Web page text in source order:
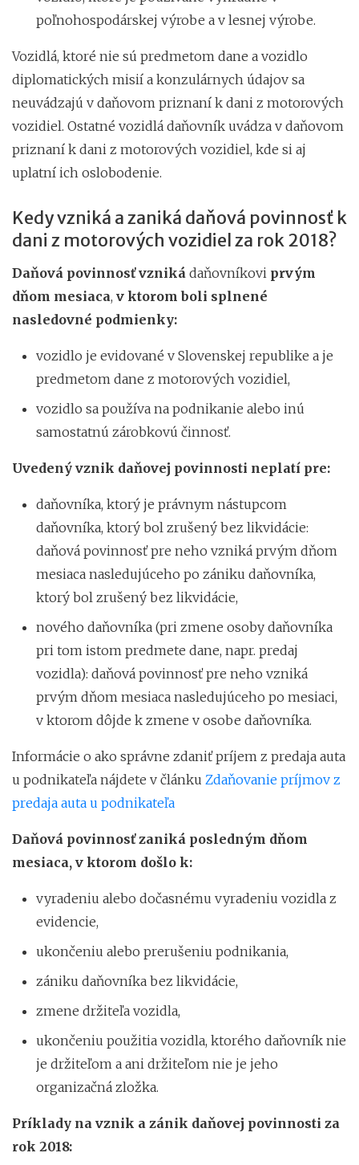
poľnohospodárskej výrobe a v lesnej výrobe.
Vozidlá, ktoré nie sú predmetom dane a vozidlo
diplomatických misií a konzulárnych údajov sa
neuvádzajú v daňovom priznaní k dani z motorových
vozidiel. Ostatné vozidlá daňovník uvádza v daňovom
priznaní k dani z motorových vozidiel, kde si aj
uplatní ich oslobodenie.
Kedy vzniká a zaniká daňová povinnosť k
dani z motorových vozidiel za rok 2018?
Daňová povinnosť vzniká daňovníkovi prvým
dňom mesiaca, v ktorom boli splnené
nasledovné podmienky:
vozidlo je evidované v Slovenskej republike a je
predmetom dane z motorových vozidiel,
vozidlo sa používa na podnikanie alebo inú
samostatnú zárobkovú činnosť.
Uvedený vznik daňovej povinnosti neplatí pre:
daňovníka, ktorý je právnym nástupcom
daňovníka, ktorý bol zrušený bez likvidácie:
daňová povinnosť pre neho vzniká prvým dňom
mesiaca nasledujúceho po zániku daňovníka,
ktorý bol zrušený bez likvidácie,
nového daňovníka (pri zmene osoby daňovníka
pri tom istom predmete dane, napr. predaj
vozidla): daňová povinnosť pre neho vzniká
prvým dňom mesiaca nasledujúceho po mesiaci,
v ktorom dôjde k zmene v osobe daňovníka.
Informácie o ako správne zdaniť príjem z predaja auta
u podnikateľa nájdete v článku Zdaňovanie príjmov z
predaja auta u podnikateľa
Daňová povinnosť zaniká posledným dňom
mesiaca, v ktorom došlo k:
vyradeniu alebo dočasnému vyradeniu vozidla z
evidencie,
ukončeniu alebo prerušeniu podnikania,
zániku daňovníka bez likvidácie,
zmene držiteľa vozidla,
ukončeniu použitia vozidla, ktorého daňovník nie
je držiteľom a ani držiteľom nie je jeho
organizačná zložka.
Príklady na vznik a zánik daňovej povinnosti za
rok 2018: